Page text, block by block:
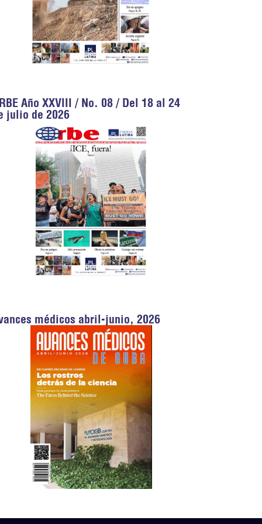
Año XXVIII / No. 08 / Del 18 al 24
julio de 2026
médicos abril-junio, 2026